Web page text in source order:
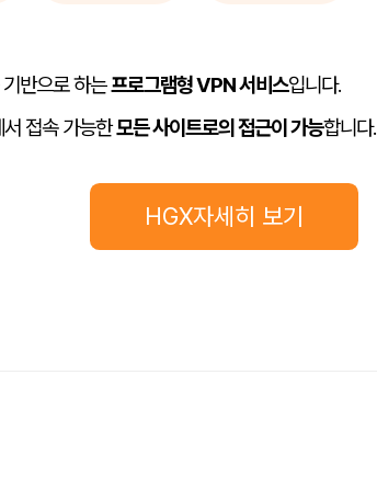
반으로 하는프로그램형 VPN 서비스입니다.
접속 가능한모든 사이트로의 접근이 가능합니다.
HGX자세히 보기